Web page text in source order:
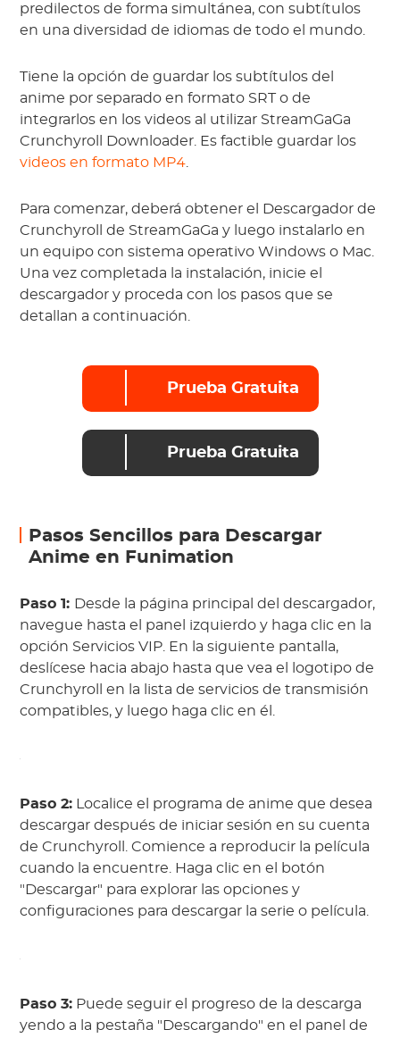
predilectos de forma simultánea, con subtítulos
en una diversidad de idiomas de todo el mundo.
Tiene la opción de guardar los subtítulos del
anime por separado en formato SRT o de
integrarlos en los videos al utilizar StreamGaGa
Crunchyroll Downloader. Es factible guardar los
videos en formato MP4.
Para comenzar, deberá obtener el Descargador de
Crunchyroll de StreamGaGa y luego instalarlo en
un equipo con sistema operativo Windows o Mac.
Una vez completada la instalación, inicie el
descargador y proceda con los pasos que se
detallan a continuación.
Prueba Gratuita
Prueba Gratuita
Pasos Sencillos para Descargar
Anime en Funimation
Paso 1: Desde la página principal del descargador,
navegue hasta el panel izquierdo y haga clic en la
opción Servicios VIP. En la siguiente pantalla,
deslícese hacia abajo hasta que vea el logotipo de
Crunchyroll en la lista de servicios de transmisión
compatibles, y luego haga clic en él.
Paso 2: Localice el programa de anime que desea
descargar después de iniciar sesión en su cuenta
de Crunchyroll. Comience a reproducir la película
cuando la encuentre. Haga clic en el botón
"Descargar" para explorar las opciones y
configuraciones para descargar la serie o película.
Paso 3: Puede seguir el progreso de la descarga
yendo a la pestaña "Descargando" en el panel de